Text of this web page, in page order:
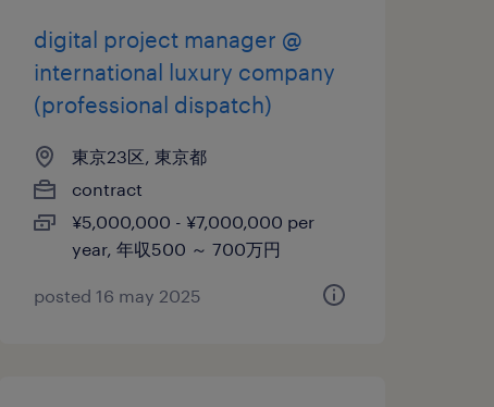
digital project manager @
international luxury company
(professional dispatch)
東京23区, 東京都
contract
¥5,000,000 - ¥7,000,000 per
year, 年収500 ～ 700万円
posted 16 may 2025